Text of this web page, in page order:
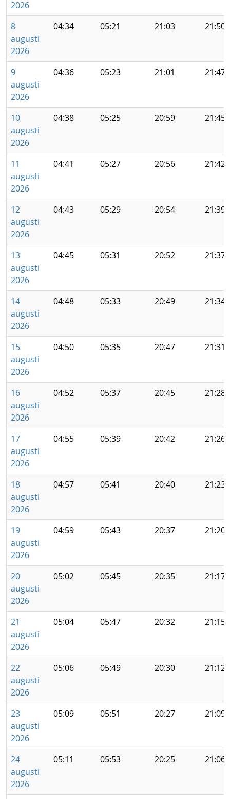
2026
8
augusti
2026
04:34 05:21 21:03 21:50
9
augusti
2026
04:36 05:23 21:01 21:47
10
augusti
2026
04:38 05:25 20:59 21:45
11
augusti
2026
04:41 05:27 20:56 21:42
12
augusti
2026
04:43 05:29 20:54 21:39
13
augusti
2026
04:45 05:31 20:52 21:37
14
augusti
2026
04:48 05:33 20:49 21:34
15
augusti
2026
04:50 05:35 20:47 21:31
16
augusti
2026
04:52 05:37 20:45 21:28
17
augusti
2026
04:55 05:39 20:42 21:26
18
augusti
2026
04:57 05:41 20:40 21:23
19
augusti
2026
04:59 05:43 20:37 21:20
20
augusti
2026
05:02 05:45 20:35 21:17
21
augusti
2026
05:04 05:47 20:32 21:15
22
augusti
2026
05:06 05:49 20:30 21:12
23
augusti
2026
05:09 05:51 20:27 21:09
24
augusti
2026
05:11 05:53 20:25 21:06